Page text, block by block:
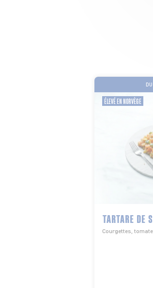
ÉLEVÉ EN NORVÈGE
TARTARE DE
Courgettes,